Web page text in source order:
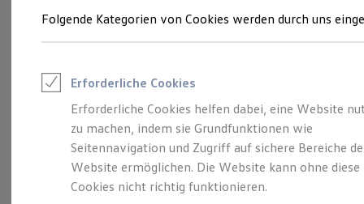
Junge Gebrauchtwagen und Gebrauchtwagen
Saisonangebote
Leasing
Leasing-Angebote
Gebrauchtwagen Leasing
Junge Gebrauchtwagen-Leasing
Elektroauto Leasing
Kleinwagen-Leasing
Leasing ohne Anzahlung
Eleganzschön
großartig. Der Passat.
Folgende Kategorien von Cookies werden durch uns
Erforderliche Cookies
Erforderliche Cookies helfen dabei, eine Website
zu machen, indem sie Grundfunktionen wie
Seitennavigation und Zugriff auf sichere Bereiche
Website ermöglichen. Die Website kann ohne diese
Cookies nicht richtig funktionieren.